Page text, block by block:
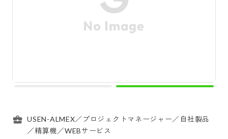
USEN-ALMEX／プロジェクトマネージャー／自社製品
／精算機／WEBサービス